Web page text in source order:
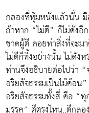
กลองที่หุ้มหนังแล้วนั่น
ถ้าหาก “ไม่ตี” ก็ไม่ดังอี
ขาดผู้ตี คอยท่าสิ่งที่จะม
ไม่ตีก็ทิ้งอย่างนั้น ไม่ดังห
ท่านจึงอธิบายต่อไปว่า
อริยสัจธรรมเป็นไม้ค้อน
อริยสัจธรรมทั้งสี่ คือ “